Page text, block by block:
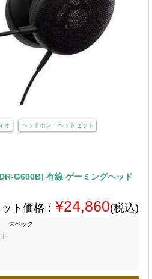
オ ヘッドホン・ヘッドセット
G600B] 有線 ゲーミングヘッド
ト価格： ¥24,860(税込)
スペック